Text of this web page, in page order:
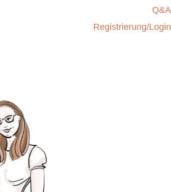
Q&A
Registrierung/Login